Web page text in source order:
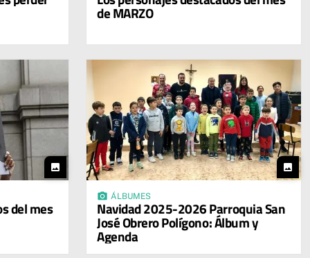
de MARZO
photo
del mes
photo
photo_camera ÁLBUMES
Navidad 2025-2026 Parroquia San
José Obrero Polígono: Álbum y
Agenda